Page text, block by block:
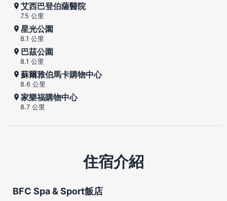
艾西巴登伯薩醫院
7.5 公里
星光公園
8.1 公里
巴茲公園
8.1 公里
蘇爾雅伯馬卡購物中心
8.6 公里
家樂福購物中心
8.7 公里
住宿介紹
BFC Spa & Sport飯店